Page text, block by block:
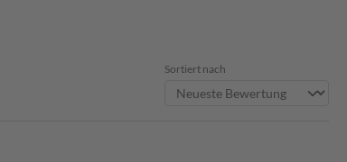
Sortiert nach